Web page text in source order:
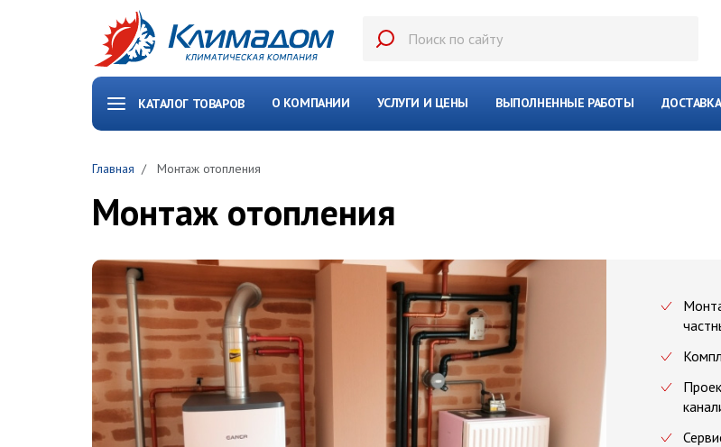
Перейти к основному содержанию
КАТАЛОГ ТОВАРОВ
О КОМПАНИИ УСЛУГИ И ЦЕНЫ ВЫПОЛНЕННЫЕ РАБОТЫ
Главная Монтаж отопления
Монтаж отопления